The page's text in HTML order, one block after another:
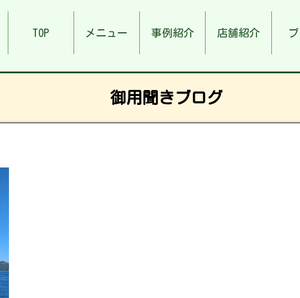
TOP メニュー 事例紹介 店舗紹介
御用聞きブログ